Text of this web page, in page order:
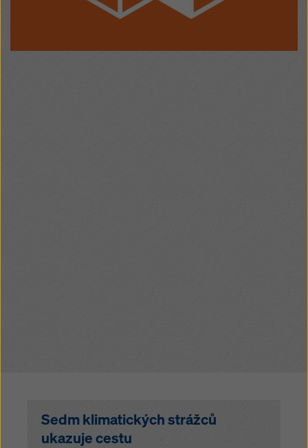
Sedm klimatických strážců
ukazuje cestu